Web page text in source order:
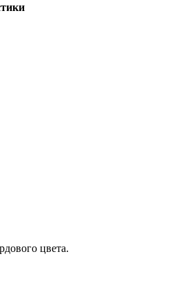
цвета.